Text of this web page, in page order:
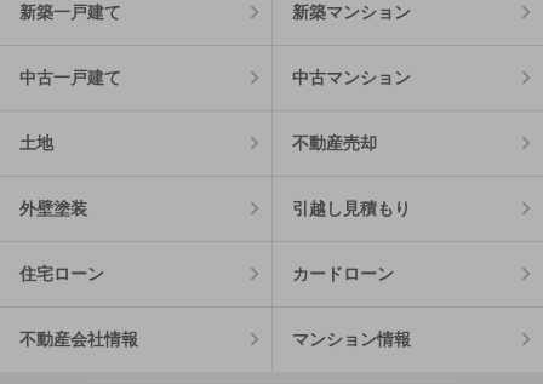
新築一戸建て 新築マンション
中古一戸建て 中古マンション
土地 不動産売却
外壁塗装 引越し見積もり
住宅ローン カードローン
不動産会社情報 マンション情報